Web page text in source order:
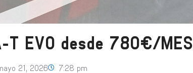
T EVO desde 780€/MES
21, 2026 7:28 pm